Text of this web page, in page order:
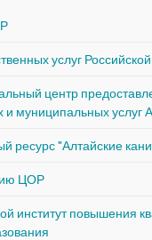
услуг
центр
и муниципальных услуг
ресурс "Алтайские
ЦОР
институт повышения